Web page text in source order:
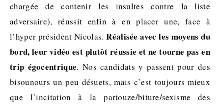
chargée de contenir les insultes contre la liste
adversaire), réussit enfin à en placer une, face à
l’hyper président Nicolas. Réalisée avec les moyens du
bord, leur vidéo est plutôt réussie et ne tourne pas en
trip égocentrique. Nos candidats y passent pour des
bisounours un peu désuets, mais c’est toujours mieux
que l’incitation à la partouze/biture/sexisme des